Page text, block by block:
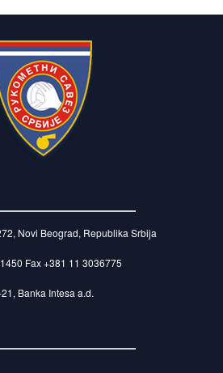
Novi Beograd, Republika Srbija
Fax +381 11 3036775
Banka Intesa a.d.